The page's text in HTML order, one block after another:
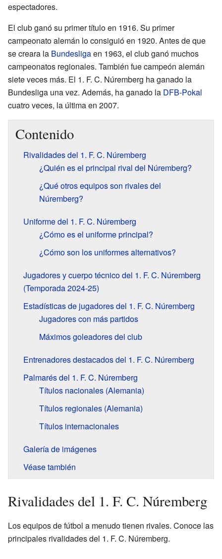
espectadores.
El club ganó su primer título en 1916. Su primer
campeonato alemán lo consiguió en 1920. Antes de que
se creara la Bundesligaen 1963, el club ganó muchos
campeonatos regionales. También fue campeón alemán
siete veces más. El 1. F. C. Núremberg ha ganado la
Bundesliga una vez. Además, ha ganado la DFB-Pokal
cuatro veces, la última en 2007.
Contenido
Rivalidades del 1. F. C. Núremberg
¿Quién es el principal rival del Núremberg?
¿Qué otros equipos son rivales del
Núremberg?
Uniforme del 1. F. C. Núremberg
¿Cómo es el uniforme principal?
¿Cómo son los uniformes alternativos?
Jugadores y cuerpo técnico del 1. F. C. Núremberg
(Temporada 2024-25)
Estadísticas de jugadores del 1. F. C. Núremberg
Jugadores con más partidos
Máximos goleadores del club
Entrenadores destacados del 1. F. C. Núremberg
Palmarés del 1. F. C. Núremberg
Títulos nacionales (Alemania)
Títulos regionales (Alemania)
Títulos internacionales
Galería de imágenes
Véase también
Rivalidades del 1. F. C. Núremberg
Los equipos de fútbol a menudo tienen rivales. Conoce las
principales rivalidades del 1. F. C. Núremberg.